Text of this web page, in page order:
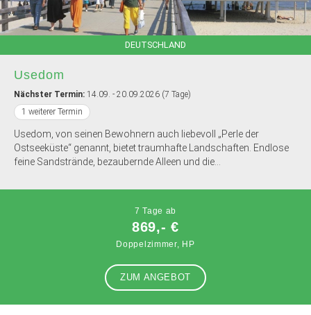
DEUTSCHLAND
Usedom
Nächster Termin: 14.09. - 20.09.2026 (7 Tage)
1 weiterer Termin
Usedom, von seinen Bewohnern auch liebevoll „Perle der
Ostseeküste“ genannt, bietet traumhafte Landschaften. Endlose
feine Sandstrände, bezaubernde Alleen und die...
7 Tage ab
869,- €
Doppelzimmer, HP
ZUM ANGEBOT